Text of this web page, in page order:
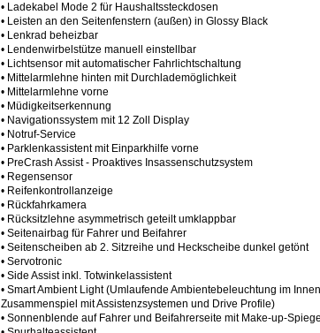
• Ladekabel Mode 2 für Haushaltssteckdosen
• Leisten an den Seitenfenstern (außen) in Glossy Black
• Lenkrad beheizbar
• Lendenwirbelstütze manuell einstellbar
• Lichtsensor mit automatischer Fahrlichtschaltung
• Mittelarmlehne hinten mit Durchlademöglichkeit
• Mittelarmlehne vorne
• Müdigkeitserkennung
• Navigationssystem mit 12 Zoll Display
• Notruf-Service
• Parklenkassistent mit Einparkhilfe vorne
• PreCrash Assist - Proaktives Insassenschutzsystem
• Regensensor
• Reifenkontrollanzeige
• Rückfahrkamera
• Rücksitzlehne asymmetrisch geteilt umklappbar
• Seitenairbag für Fahrer und Beifahrer
• Seitenscheiben ab 2. Sitzreihe und Heckscheibe dunkel getönt
• Servotronic
• Side Assist inkl. Totwinkelassistent
• Smart Ambient Light (Umlaufende Ambientebeleuchtung im
Zusammenspiel mit Assistenzsystemen und Drive Profile)
• Sonnenblende auf Fahrer und Beifahrerseite mit Make-up-